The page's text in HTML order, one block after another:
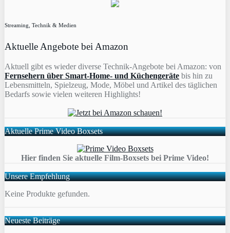
Streaming, Technik & Medien
Aktuelle Angebote bei Amazon
Aktuell gibt es wieder diverse Technik-Angebote bei Amazon: von
Fernsehern über Smart-Home- und Küchengeräte bis hin zu
Lebensmitteln, Spielzeug, Mode, Möbel und Artikel des täglichen
Bedarfs sowie vielen weiteren Highlights!
Aktuelle Prime Video Boxsets
Hier finden Sie aktuelle Film-Boxsets bei Prime Video!
Unsere Empfehlung
Keine Produkte gefunden.
Neueste Beiträge